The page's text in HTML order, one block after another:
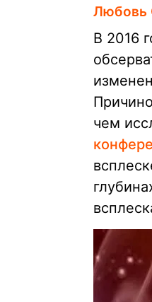
Любовь
В 2016
чем